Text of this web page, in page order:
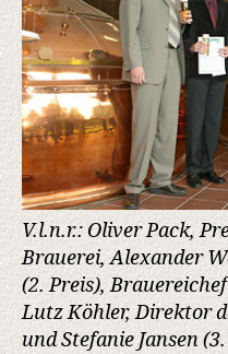
V.l.n.r.: Oliver Pack,
Brauerei, Alexander
(2. Preis),
Lutz Köhler, Direktor
und Stefanie Jansen